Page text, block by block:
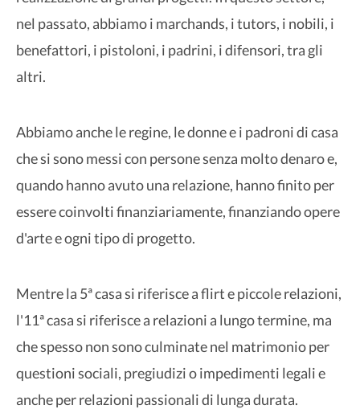
nel passato, abbiamo i marchands, i tutors, i nobili, i
benefattori, i pistoloni, i padrini, i difensori, tra gli
altri.
Abbiamo anche le regine, le donne e i padroni di casa
che si sono messi con persone senza molto denaro e,
quando hanno avuto una relazione, hanno finito per
essere coinvolti finanziariamente, finanziando opere
d'arte e ogni tipo di progetto.
Mentre la 5ª casa si riferisce a flirt e piccole relazioni,
l'11ª casa si riferisce a relazioni a lungo termine, ma
che spesso non sono culminate nel matrimonio per
questioni sociali, pregiudizi o impedimenti legali e
anche per relazioni passionali di lunga durata.